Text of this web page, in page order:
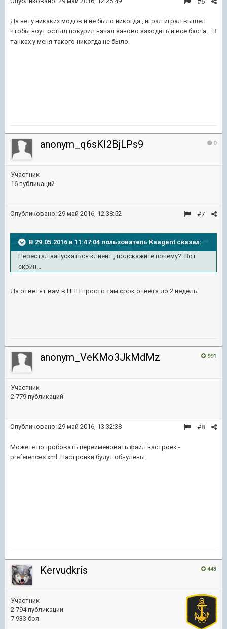
Да нету никаких модов и не было никогда , играл играл вышел
чтобы ноут остыл покурил начал заново заходить и всё баста... В
танках у меня такого никогда не было
0
anonym_q6sKI2BjLPs9
Участник
16 публикаций
#7
Опубликовано: 29 май 2016, 12:38:52
В 29.05.2016 в 11:47:04 пользователь Kaagent сказал:
Перестал запускаться клиент , подскажите почему?! Вот
скрин...
Да ответят вам в ЦПП просто там срок ответа до 2 недель.
991
anonym_VeKMo3JkMdMz
Участник
2 779 публикаций
#8
Опубликовано: 29 май 2016, 13:32:38
Можете попробовать переименовать файл настроек -
preferences.xml. Настройки будут обнулены.
443
Kervudkris
Участник
2 794 публикации
7 933 боя